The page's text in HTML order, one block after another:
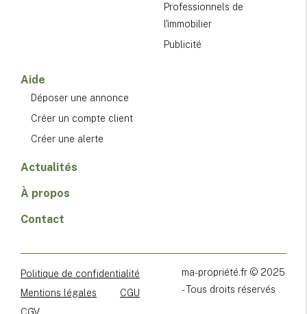
Professionnels de
l'immobilier
Publicité
Aide
Déposer une annonce
Créer un compte client
Créer une alerte
Actualités
À propos
Contact
Politique de confidentialité
Mentions légales
CGU
CGV
ma-propriété.fr © 2025
- Tous droits réservés